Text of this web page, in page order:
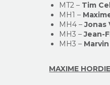
MT2 – Tim
MH1 –
MH4 –Jonas
MH3 –Jean-
MH3 –
MAXIME